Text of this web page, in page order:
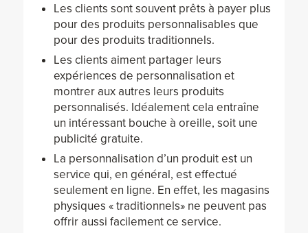
Les clients sont souvent prêts à payer plus
pour des produits personnalisables que
pour des produits traditionnels.
Les clients aiment partager leurs
expériences de personnalisation et
montrer aux autres leurs produits
personnalisés. Idéalement cela entraîne
un intéressant bouche à oreille, soit une
publicité gratuite.
La personnalisation d’un produit est un
service qui, en général, est effectué
seulement en ligne. En effet, les magasins
physiques « traditionnels» ne peuvent pas
offrir aussi facilement ce service.